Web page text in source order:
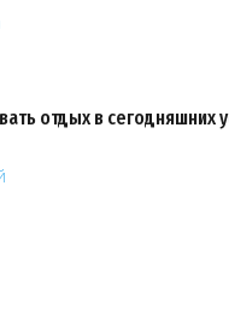
отдых в сегодняшних